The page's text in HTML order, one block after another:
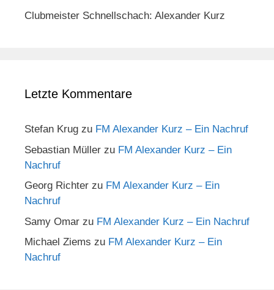
Clubmeister Schnellschach: Alexander Kurz
Letzte Kommentare
Stefan Krug zu FM Alexander Kurz – Ein Nachruf
Sebastian Müller zu FM Alexander Kurz – Ein
Nachruf
Georg Richter zu FM Alexander Kurz – Ein
Nachruf
Samy Omar zu FM Alexander Kurz – Ein Nachruf
Michael Ziems zu FM Alexander Kurz – Ein
Nachruf